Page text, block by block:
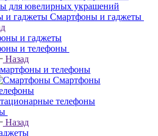
для ювелирных украшений
Смартфоны и гаджеты
и гаджеты
и телефоны
Назад
и телефоны
Смартфоны
телефоны
Назад